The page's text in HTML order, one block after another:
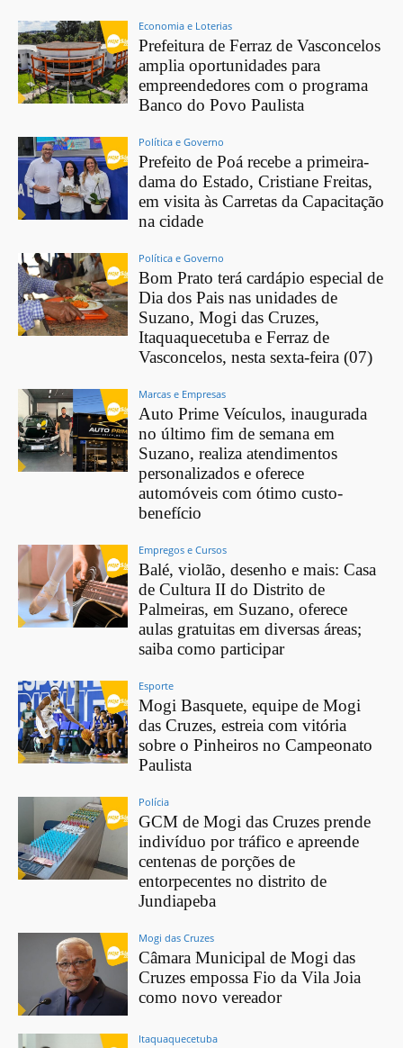
Economia e Loterias
Prefeitura de Ferraz de Vasconcelos
amplia oportunidades para
empreendedores com o programa
Banco do Povo Paulista
Política e Governo
Prefeito de Poá recebe a primeira-
dama do Estado, Cristiane Freitas,
em visita às Carretas da Capacitação
na cidade
Política e Governo
Bom Prato terá cardápio especial de
Dia dos Pais nas unidades de
Suzano, Mogi das Cruzes,
Itaquaquecetuba e Ferraz de
Vasconcelos, nesta sexta-feira (07)
Marcas e Empresas
Auto Prime Veículos, inaugurada
no último fim de semana em
Suzano, realiza atendimentos
personalizados e oferece
automóveis com ótimo custo-
benefício
Empregos e Cursos
Balé, violão, desenho e mais: Casa
de Cultura II do Distrito de
Palmeiras, em Suzano, oferece
aulas gratuitas em diversas áreas;
saiba como participar
Esporte
Mogi Basquete, equipe de Mogi
das Cruzes, estreia com vitória
sobre o Pinheiros no Campeonato
Paulista
Polícia
GCM de Mogi das Cruzes prende
indivíduo por tráfico e apreende
centenas de porções de
entorpecentes no distrito de
Jundiapeba
Mogi das Cruzes
Câmara Municipal de Mogi das
Cruzes empossa Fio da Vila Joia
como novo vereador
Itaquaquecetuba